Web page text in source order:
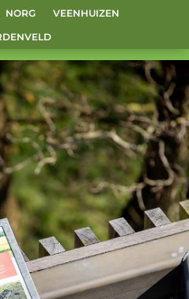
NORG
VEENHUIZEN